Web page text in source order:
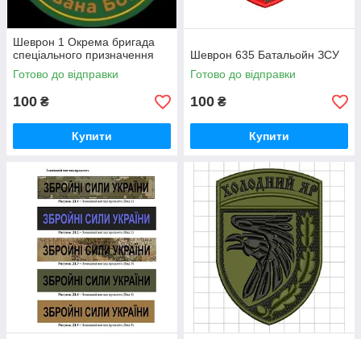
Шеврон 1 Окрема бригада
спеціального призначення
Готово до відправки
100 ₴
Купити
Шеврон 635 Батальойн ЗСУ
Готово до відправки
100 ₴
Купити